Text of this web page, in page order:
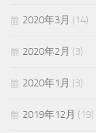
2020年3月 (14)
2020年2月 (3)
2020年1月 (3)
2019年12月 (19)